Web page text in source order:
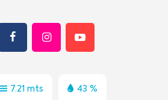
7.21 mts 43 %